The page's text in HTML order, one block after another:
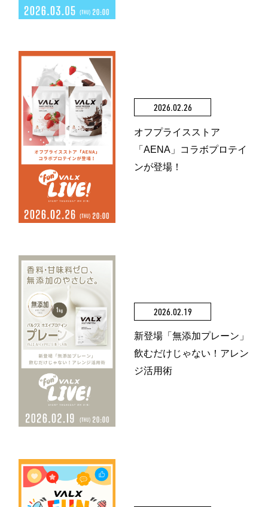
2026.02.26
オフプライスストア
「AENA」コラボプロテイ
ンが登場！
2026.02.19
新登場「無添加プレーン」
飲むだけじゃない！アレン
ジ活用術